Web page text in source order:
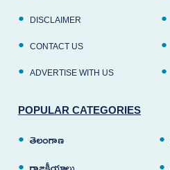
DISCLAIMER
CONTACT US
ADVERTISE WITH US
POPULAR CATEGORIES
తెలంగాణ